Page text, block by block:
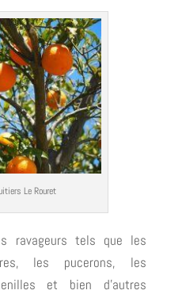
Le Rouret
ravageurs tels que les
les pucerons, les
et bien d’autres